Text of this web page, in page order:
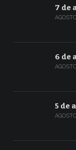
7 de
6 de
5 de